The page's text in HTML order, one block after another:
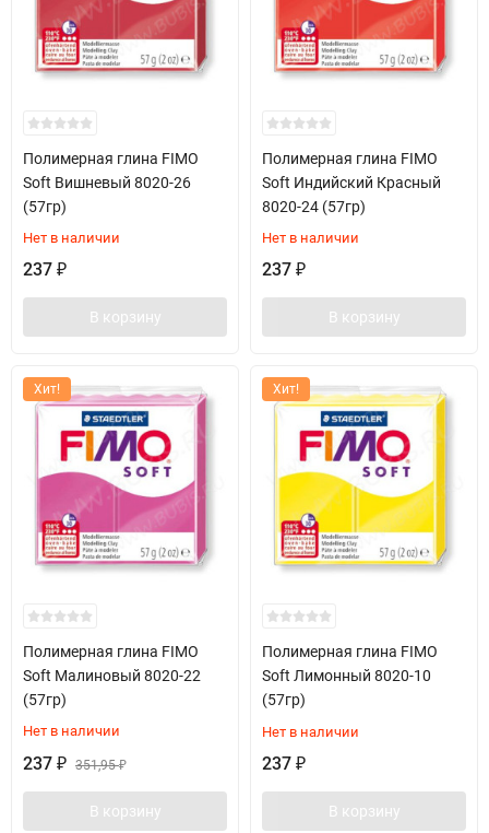
Полимерная глина FIMO
Soft Вишневый 8020-26
(57гр)
Нет в наличии
237 ₽
В корзину
Полимерная глина FIMO
Soft Индийский Красный
8020-24 (57гр)
Нет в наличии
237 ₽
В корзину
Хит!
Полимерная глина FIMO
Soft Малиновый 8020-22
(57гр)
Нет в наличии
237 ₽ 351,95₽
В корзину
Хит!
Полимерная глина FIMO
Soft Лимонный 8020-10
(57гр)
Нет в наличии
237 ₽
В корзину